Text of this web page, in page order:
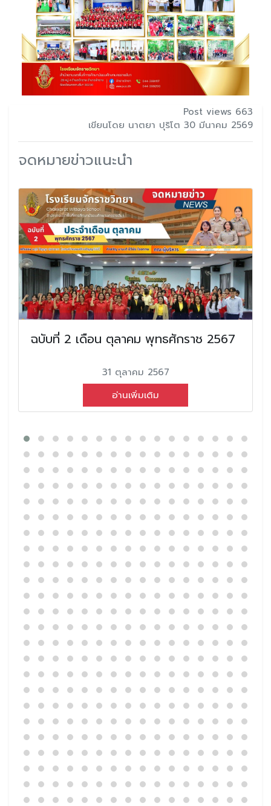
Post views 663
เขียนโดย นาตยา ปุริโต 30 มีนาคม 2569
จดหมายข่าวแนะนำ
ฉบับที่ 2 เดือน ตุลาคม พุทธศักราช 2567
31 ตุลาคม 2567
อ่านเพิ่มเติม